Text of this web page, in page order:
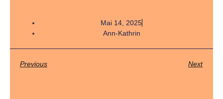
Mai 14, 2025
Ann-Kathrin
Previous Next